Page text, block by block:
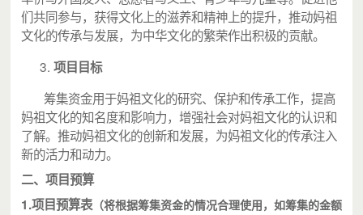
们共同参与，获得文化上的滋养和精神上的提升，推动妈祖
文化的传承与发展，为中华文化的繁荣作出积极的贡献。
项目目标
筹集资金用于妈祖文化的研究、保护和传承工作，提高
妈祖文化的知名度和影响力，增强社会对妈祖文化的认识和
了解。推动妈祖文化的创新和发展，为妈祖文化的传承注入
新的活力和动力。
二、项目预算
1.项目预算表（将根据筹集资金的情况合理使用，如筹集的金额